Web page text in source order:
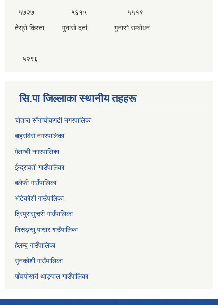
५७२७ ५६१५ ५५१९
तेस्राे किस्ता गुनासाे दर्ता गुनासाे सम्बाेधन
५२९६
सि.पा जिल्लाका स्थानीय तहहरू
चाैतारा साँगाचाेकगढी नगरपालिका
बाह्रविसे नगरपालिका
मेलम्ची नगरपालिका
ईन्द्रावती गाउँपालिका
बलेफी गाउँपालिका
भोटेकोशी गाउँपालिका
त्रिपुरासुन्दरी गाउँपालिका
लिसङ्खु पाखर गाउँपालिका
हेलम्बु गाउँपालिका
सुनकोशी गाउँपालिका
पाँचपाेखरी थाङ्पाल गाउँपालिका